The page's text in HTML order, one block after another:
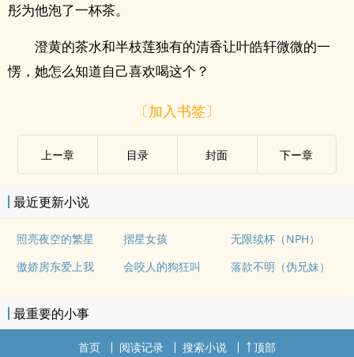
彤为他泡了一杯茶。
澄黄的茶水和半枝莲独有的清香让叶皓轩微微的一
愣，她怎么知道自己喜欢喝这个？
〔加入书签〕
上ー章 目录 封面 下ー章
最近更新小说
照亮夜空的繁星 摺星女孩
无限续杯（NPH）
傲娇房东爱上我
会咬人的狗狂叫 落款不明（伪兄妹）
最重要的小事
首页 阅读记录 搜索小说 顶部